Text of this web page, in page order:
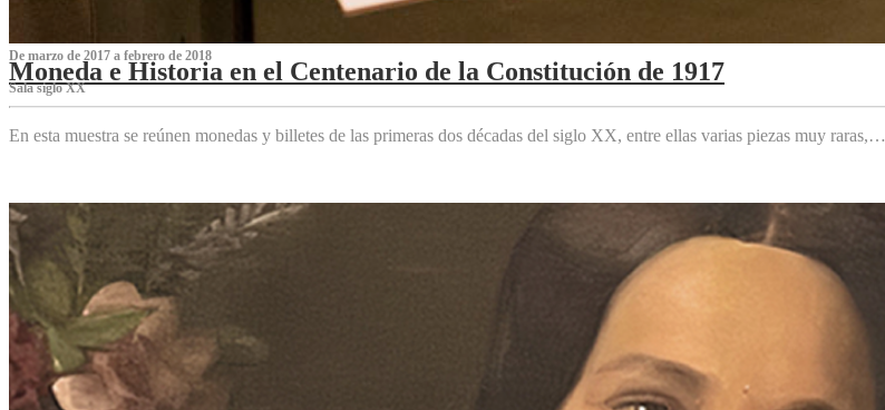
De marzo de 2017 a febrero de 2018
Moneda e Historia en el Centenario de la Constitución de 1917
Sala siglo XX
En esta muestra se reúnen monedas y billetes de las primeras dos décadas del siglo XX, entre ellas varias piezas muy raras,…